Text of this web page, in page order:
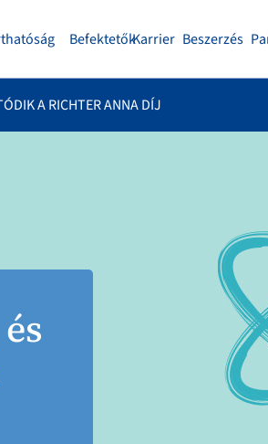
BefektetőkKarrier Beszerzés
A RICHTER ANNA DÍJ